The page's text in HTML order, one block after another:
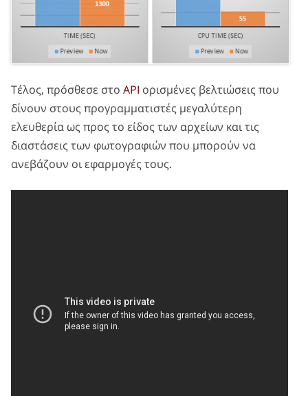
Τέλος, πρόσθεσε στο API ορισμένες βελτιώσεις που
δίνουν στους προγραμματιστές μεγαλύτερη
ελευθερία ως προς το είδος των αρχείων και τις
διαστάσεις των φωτογραφιών που μπορούν να
ανεβάζουν οι εφαρμογές τους.